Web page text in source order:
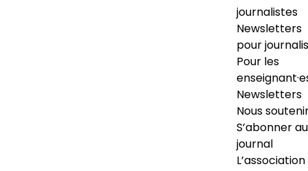
journalistes
Newsletters
pour
Pour les
Newsletters
Nous
S’abonner au
journal
L’association